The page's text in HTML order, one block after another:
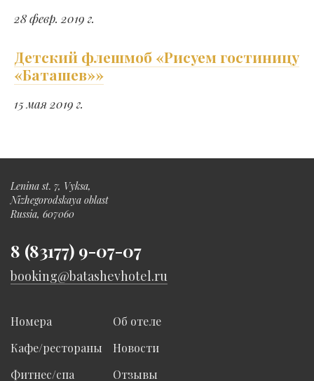
28 февр. 2019 г.
Детский флешмоб «Рисуем гостиницу
«Баташев»»
15 мая 2019 г.
Lenina st. 7, Vyksa,
Nizhegorodskaya oblast
Russia, 607060
8 (83177) 9-07-07
booking@batashevhotel.ru
Номера
Кафе/рестораны
Фитнес/спа
Об отеле
Новости
Отзывы